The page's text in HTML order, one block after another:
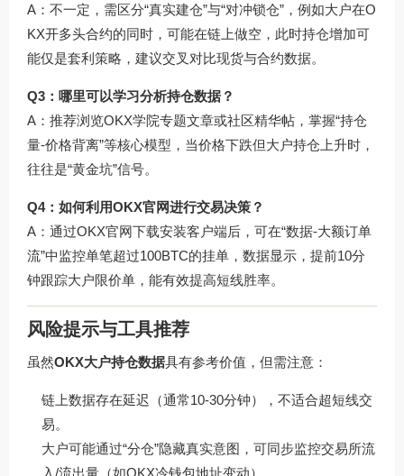
A：不一定，需区分“真实建仓”与“对冲锁仓”，例如大户在O
KX开多头合约的同时，可能在链上做空，此时持仓增加可
能仅是套利策略，建议交叉对比现货与合约数据。
Q3：哪里可以学习分析持仓数据？
A：推荐浏览OKX学院专题文章或社区精华帖，掌握“持仓
量-价格背离”等核心模型，当价格下跌但大户持仓上升时，
往往是“黄金坑”信号。
Q4：如何利用OKX官网进行交易决策？
A：通过OKX官网下载安装客户端后，可在“数据-大额订单
流”中监控单笔超过100BTC的挂单，数据显示，提前10分
钟跟踪大户限价单，能有效提高短线胜率。
风险提示与工具推荐
虽然OKX大户持仓数据具有参考价值，但需注意：
链上数据存在延迟（通常10-30分钟），不适合超短线交
易。
大户可能通过“分仓”隐藏真实意图，可同步监控交易所流